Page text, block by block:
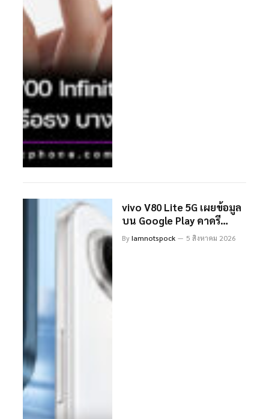
vivo V80 Lite 5G เผยข้อมูล
บน Google Play คาดรี
แบรนด์จาก vivo S2 พร้อม
แบต 7,050mAh เตรียมเปิด
By Iamnotspock 5 สิงหาคม 2026